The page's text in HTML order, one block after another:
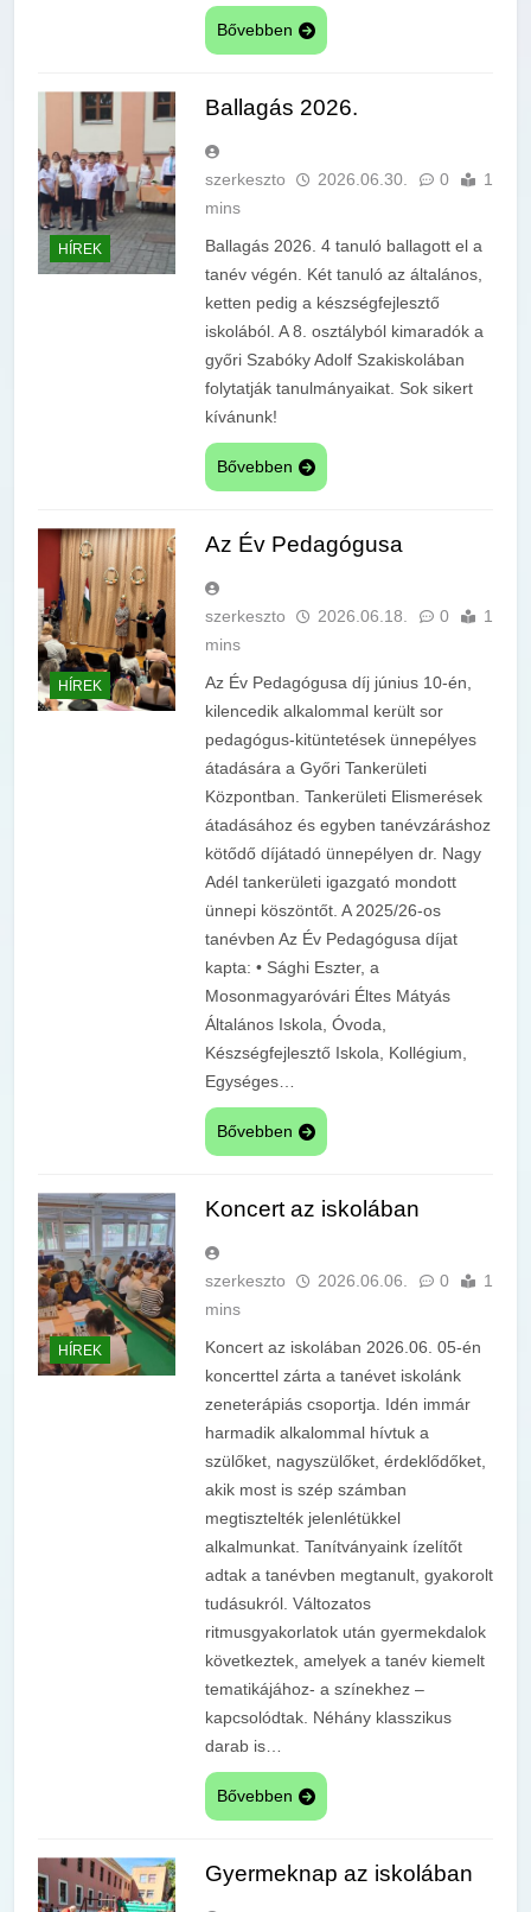
Bővebben
HÍREK
Ballagás 2026.
szerkeszto 2026.06.30. 0
1
mins
Ballagás 2026. 4 tanuló ballagott el a
tanév végén. Két tanuló az általános,
ketten pedig a készségfejlesztő
iskolából. A 8. osztályból kimaradók a
győri Szabóky Adolf Szakiskolában
folytatják tanulmányaikat. Sok sikert
kívánunk!
Bővebben
HÍREK
Az Év Pedagógusa
szerkeszto 2026.06.18. 0
1
mins
Az Év Pedagógusa díj június 10-én,
kilencedik alkalommal került sor
pedagógus-kitüntetések ünnepélyes
átadására a Győri Tankerületi
Központban. Tankerületi Elismerések
átadásához és egyben tanévzáráshoz
kötődő díjátadó ünnepélyen dr. Nagy
Adél tankerületi igazgató mondott
ünnepi köszöntőt. A 2025/26-os
tanévben Az Év Pedagógusa díjat
kapta: • Sághi Eszter, a
Mosonmagyaróvári Éltes Mátyás
Általános Iskola, Óvoda,
Készségfejlesztő Iskola, Kollégium,
Egységes…
Bővebben
HÍREK
Koncert az iskolában
szerkeszto 2026.06.06. 0
1
mins
Koncert az iskolában 2026.06. 05-én
koncerttel zárta a tanévet iskolánk
zeneterápiás csoportja. Idén immár
harmadik alkalommal hívtuk a
szülőket, nagyszülőket, érdeklődőket,
akik most is szép számban
megtisztelték jelenlétükkel
alkalmunkat. Tanítványaink ízelítőt
adtak a tanévben megtanult, gyakorolt
tudásukról. Változatos
ritmusgyakorlatok után gyermekdalok
következtek, amelyek a tanév kiemelt
tematikájához- a színekhez –
kapcsolódtak. Néhány klasszikus
darab is…
Bővebben
Gyermeknap az iskolában